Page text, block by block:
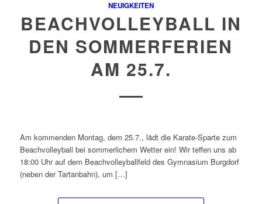
NEUIGKEITEN
BEACHVOLLEYBALL IN
DEN SOMMERFERIEN
AM 25.7.
Am kommenden Montag, dem 25.7., lädt die Karate-Sparte zum
Beachvolleyball bei sommerlichem Wetter ein! Wir teffen uns ab
18:00 Uhr auf dem Beachvolleyballfeld des Gymnasium Burgdorf
(neben der Tartanbahn), um […]